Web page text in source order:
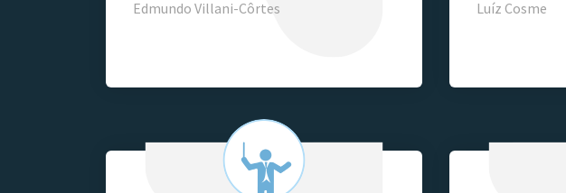
Edmundo Villani-Côrtes
Luíz Cosme